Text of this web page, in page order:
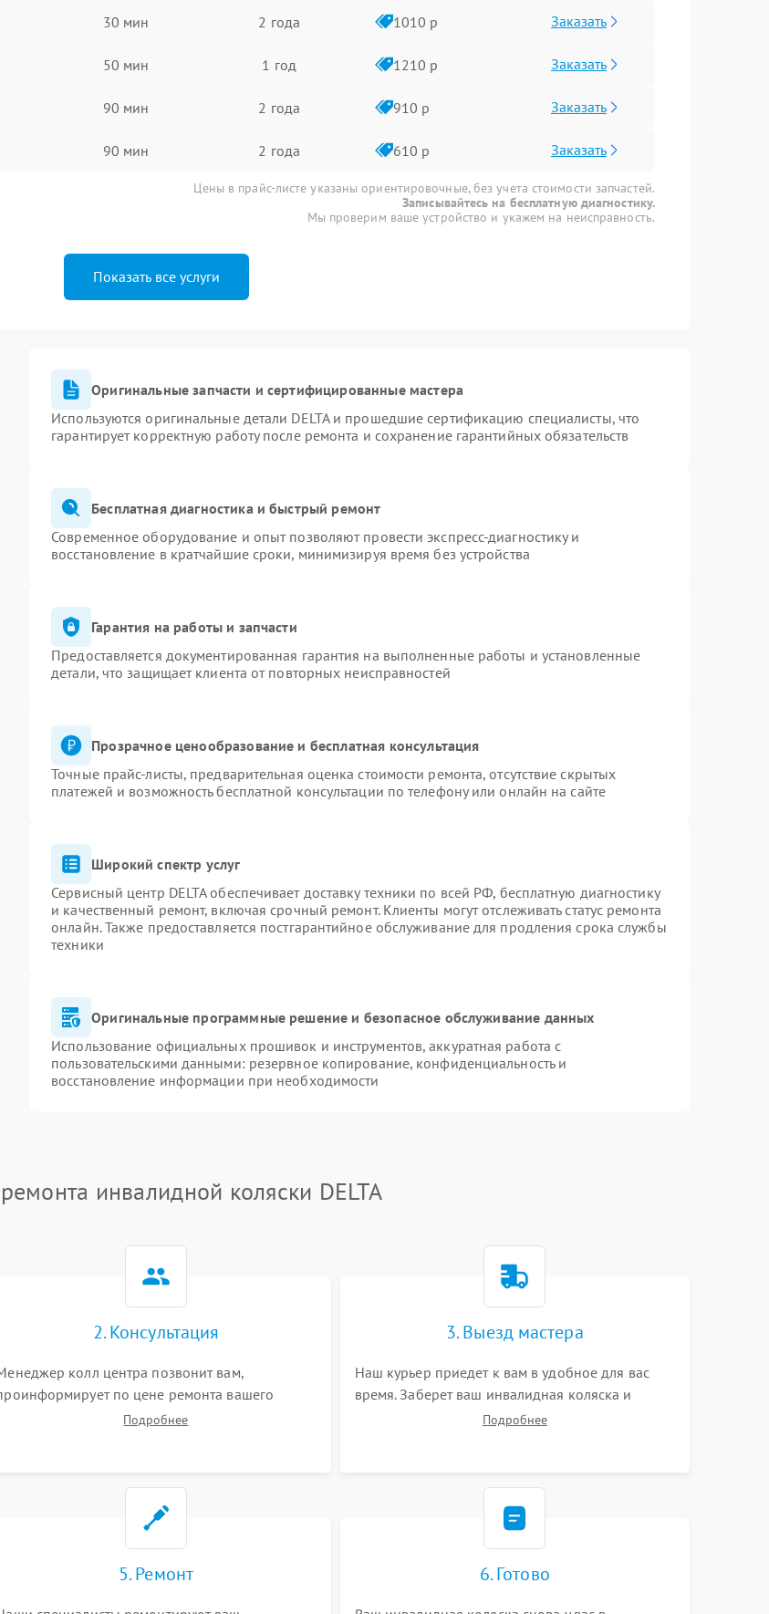
30 мин 2 года 1010 р Заказать
50 мин 1 год 1210 р Заказать
90 мин 2 года 910 р Заказать
90 мин 2 года 610 р Заказать
Цены в прайс-листе указаны ориентировочные, без учета стоимости запчастей.
Записывайтесь на бесплатную диагностику.
Мы проверим ваше устройство и укажем на неисправность.
Показать все услуги
Оригинальные запчасти и сертифицированные мастера
Используются оригинальные детали DELTA и прошедшие сертификацию специалисты, что
гарантирует корректную работу после ремонта и сохранение гарантийных обязательств
Бесплатная диагностика и быстрый ремонт
Современное оборудование и опыт позволяют провести экспресс-диагностику и
восстановление в кратчайшие сроки, минимизируя время без устройства
Гарантия на работы и запчасти
Предоставляется документированная гарантия на выполненные работы и установленные
детали, что защищает клиента от повторных неисправностей
Прозрачное ценообразование и бесплатная консультация
Точные прайс-листы, предварительная оценка стоимости ремонта, отсутствие скрытых
платежей и возможность бесплатной консультации по телефону или онлайн на сайте
Широкий спектр услуг
Сервисный центр DELTA обеспечивает доставку техники по всей РФ, бесплатную диагностику
и качественный ремонт, включая срочный ремонт. Клиенты могут отслеживать статус ремонта
онлайн. Также предоставляется постгарантийное обслуживание для продления срока службы
техники
Оригинальные программные решение и безопасное обслуживание данных
Использование официальных прошивок и инструментов, аккуратная работа с
пользовательскими данными: резервное копирование, конфиденциальность и
восстановление информации при необходимости
инвалидной коляски DELTA
2. Консультация
колл центра позвонит вам,
по цене ремонта вашего
инвалидной коляски а также ответит на все
Подробнее
3. Выезд мастера
Наш курьер приедет к вам в удобное для вас
время. Заберет ваш инвалидная коляска и
привезет на склад для диагностики.
Подробнее
5. Ремонт 6. Готово